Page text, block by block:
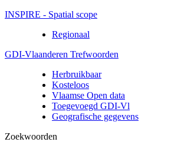
INSPIRE - Spatial scope
Regionaal
GDI-Vlaanderen Trefwoorden
Herbruikbaar
Kosteloos
Vlaamse Open data
Toegevoegd GDI-Vl
Geografische gegevens
Zoekwoorden